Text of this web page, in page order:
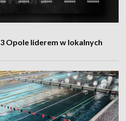
Opole liderem w lokalnych